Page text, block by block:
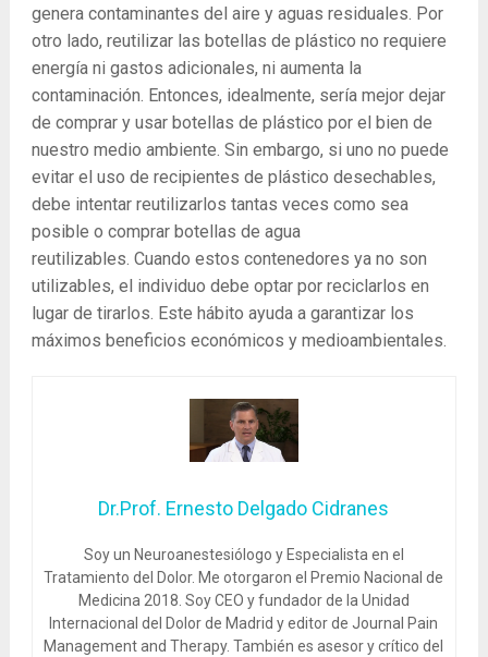
genera contaminantes del aire y aguas residuales. Por
otro lado, reutilizar las botellas de plástico no requiere
energía ni gastos adicionales, ni aumenta la
contaminación. Entonces, idealmente, sería mejor dejar
de comprar y usar botellas de plástico por el bien de
nuestro medio ambiente. Sin embargo, si uno no puede
evitar el uso de recipientes de plástico desechables,
debe intentar reutilizarlos tantas veces como sea
posible o comprar botellas de agua
reutilizables. Cuando estos contenedores ya no son
utilizables, el individuo debe optar por reciclarlos en
lugar de tirarlos. Este hábito ayuda a garantizar los
máximos beneficios económicos y medioambientales.
Dr.Prof. Ernesto Delgado Cidranes
Soy un Neuroanestesiólogo y Especialista en el
Tratamiento del Dolor. Me otorgaron el Premio Nacional de
Medicina 2018. Soy CEO y fundador de la Unidad
Internacional del Dolor de Madrid y editor de Journal Pain
Management and Therapy. También es asesor y crítico del